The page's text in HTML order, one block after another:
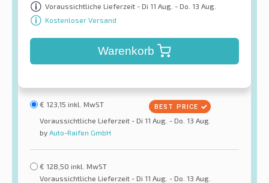
Voraussichtliche Lieferzeit - Di 11 Aug. - Do. 13 Aug.
Kostenloser Versand
Warenkorb
€ 123,15 inkl. MwST
Voraussichtliche Lieferzeit - Di 11 Aug. - Do. 13 Aug.
by Auto-Raifen GmbH
€ 128,50 inkl. MwST
Voraussichtliche Lieferzeit - Di 11 Aug. - Do. 13 Aug.